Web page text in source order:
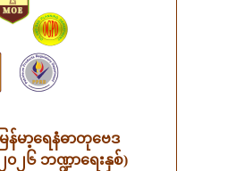
န်မာ့ရေနံဓာတုဗေဒ
၀၂၆ ဘဏ္ဍာရေးနှစ်)